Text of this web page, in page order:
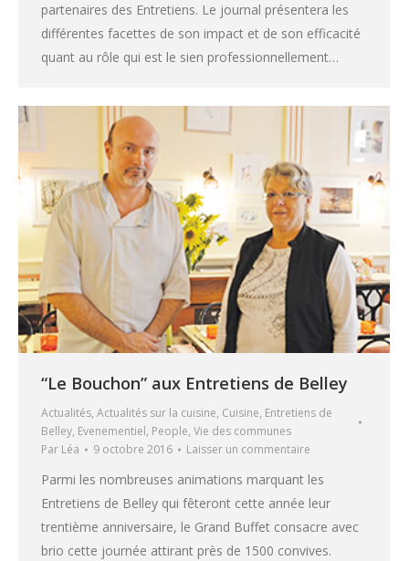
partenaires des Entretiens. Le journal présentera les
différentes facettes de son impact et de son efficacité
quant au rôle qui est le sien professionnellement…
“Le Bouchon” aux Entretiens de Belley
Actualités, Actualités sur la cuisine, Cuisine, Entretiens de
Belley, Evenementiel, People, Vie des communes
Par Léa 9 octobre 2016 Laisser un commentaire
Parmi les nombreuses animations marquant les
Entretiens de Belley qui fêteront cette année leur
trentième anniversaire, le Grand Buffet consacre avec
brio cette journée attirant près de 1500 convives.